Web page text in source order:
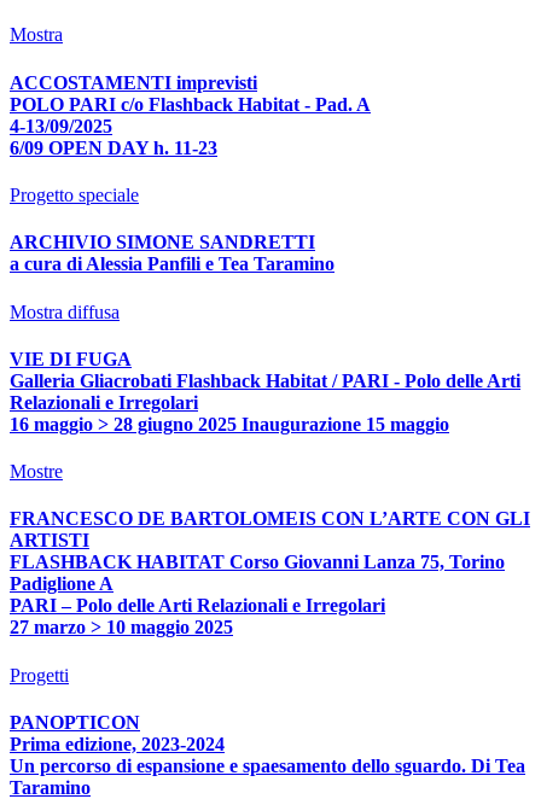
Mostra
ACCOSTAMENTI imprevisti
POLO PARI c/o Flashback Habitat - Pad. A
4-13/09/2025
6/09 OPEN DAY h. 11-23
Progetto speciale
ARCHIVIO SIMONE SANDRETTI
a cura di Alessia Panfili e Tea Taramino
Mostra diffusa
VIE DI FUGA
Galleria Gliacrobati Flashback Habitat / PARI - Polo delle Arti
Relazionali e Irregolari
16 maggio > 28 giugno 2025 Inaugurazione 15 maggio
Mostre
FRANCESCO DE BARTOLOMEIS CON L’ARTE CON GLI
ARTISTI
FLASHBACK HABITAT Corso Giovanni Lanza 75, Torino
Padiglione A
PARI – Polo delle Arti Relazionali e Irregolari
27 marzo > 10 maggio 2025
Progetti
PANOPTICON
Prima edizione, 2023-2024
Un percorso di espansione e spaesamento dello sguardo. Di Tea
Taramino